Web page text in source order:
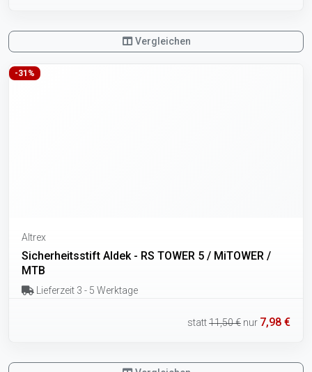
Vergleichen
-31%
Altrex
Sicherheitsstift Aldek - RS TOWER 5 / MiTOWER /
MTB
Lieferzeit 3 - 5 Werktage
statt11,50 € nur 7,98 €